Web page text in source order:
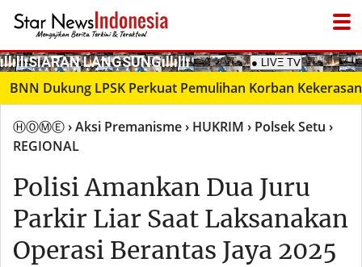
­ıllıllıS͙I͙A͙R͙A͙N͙ L͙A͙N͙G͙S͙U͙N͙G͙ıllıllı ● LIVΞ Tᐯ
Dukung LPSK Perkuat Pemulihan Korban Kekerasan
ⒽⓄⓂⒺ› Aksi Premanisme› HUKRIM › Polsek Setu ›
REGIONAL
Polisi Amankan Dua Juru
Parkir Liar Saat Laksanakan
Operasi Berantas Jaya 2025